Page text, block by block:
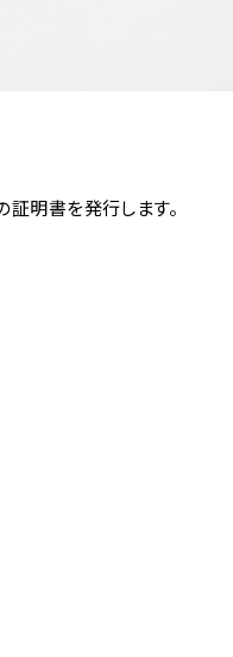
明書を発行します。